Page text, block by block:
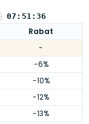
Rabat
-
-6%
-10%
-12%
-13%
07 : 51:36